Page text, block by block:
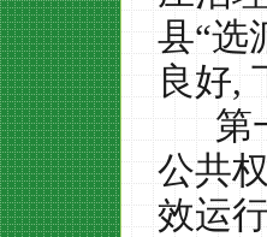
县“选
良好,
第
公共
效运